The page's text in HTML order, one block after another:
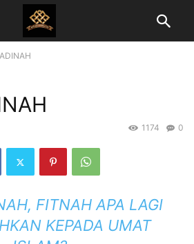
0
1174
FITNAH APA LAGI
KEPADA UMAT